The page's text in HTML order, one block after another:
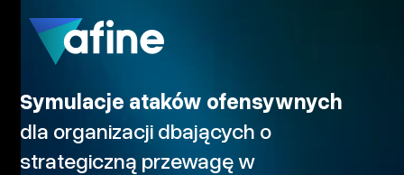
Symulacje ataków ofensywnych
dla organizacji dbających o
strategiczną przewagę w